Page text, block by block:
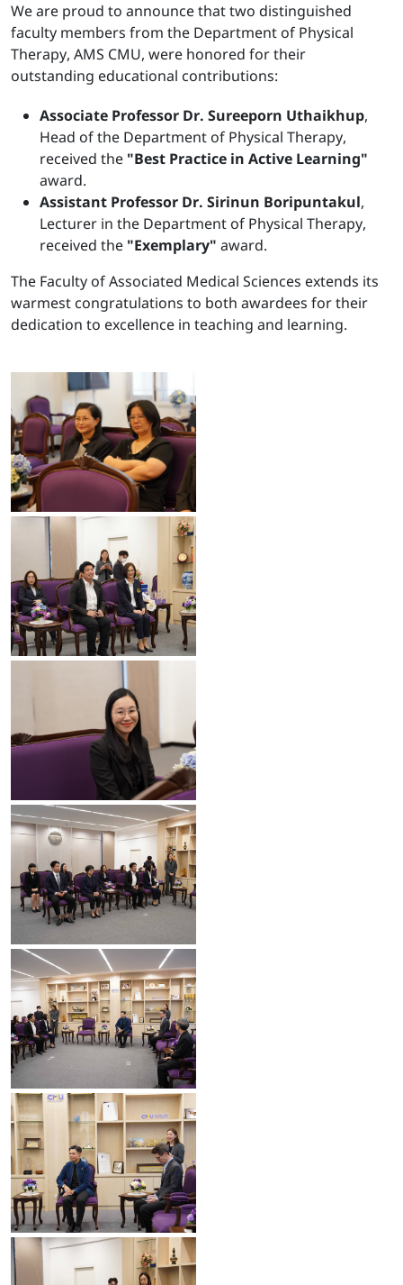
We are proud to announce that two distinguished
faculty members from the Department of Physical
Therapy, AMS CMU, were honored for their
outstanding educational contributions:
Associate Professor Dr. Sureeporn Uthaikhup,
Head of the Department of Physical Therapy,
received the "Best Practice in Active Learning"
award.
Assistant Professor Dr. Sirinun Boripuntakul,
Lecturer in the Department of Physical Therapy,
received the "Exemplary" award.
The Faculty of Associated Medical Sciences extends its
warmest congratulations to both awardees for their
dedication to excellence in teaching and learning.